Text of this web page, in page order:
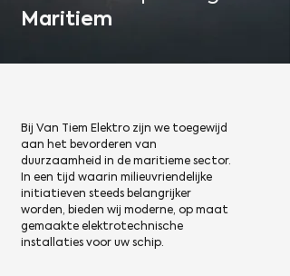
Maritiem
Bij Van Tiem Elektro zijn we toegewijd
aan het bevorderen van
duurzaamheid in de maritieme sector.
In een tijd waarin milieuvriendelijke
initiatieven steeds belangrijker
worden, bieden wij moderne, op maat
gemaakte elektrotechnische
installaties voor uw schip.